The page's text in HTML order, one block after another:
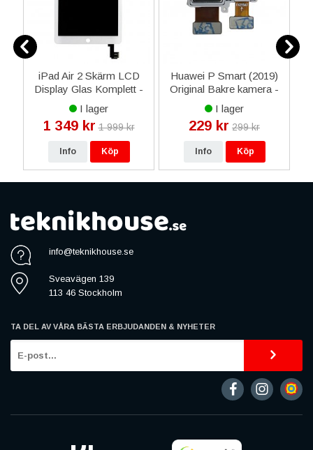
iPad Air 2 Skärm LCD
Display Glas Komplett -
Vit
I lager
1 349 kr 1 999 kr
Info Köp
Huawei P Smart (2019)
Original Bakre kamera -
02352HWF
I lager
229 kr 299 kr
Info Köp
info@teknikhouse.se
Sveavägen 139
113 46 Stockholm
TA DEL AV VÅRA BÄSTA ERBJUDANDEN & NYHETER